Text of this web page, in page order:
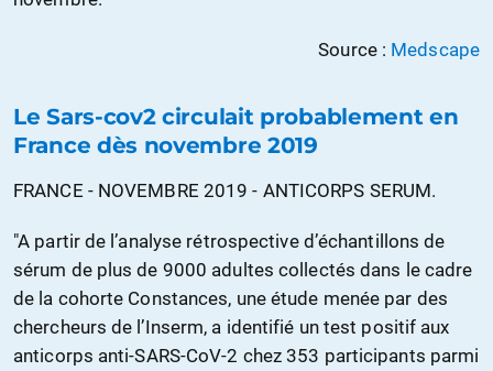
Source : Medscape
Le Sars-cov2 circulait probablement en
France dès novembre 2019
FRANCE - NOVEMBRE 2019 - ANTICORPS SERUM.
"A partir de l’analyse rétrospective d’échantillons de
sérum de plus de 9000 adultes collectés dans le cadre
de la cohorte Constances, une étude menée par des
chercheurs de l’Inserm, a identifié un test positif aux
anticorps anti-SARS-CoV-2 chez 353 participants parmi